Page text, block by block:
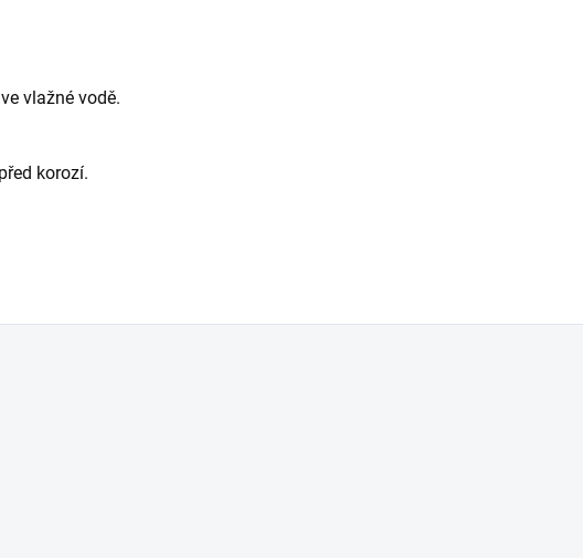
vlažné vodě.
korozí.